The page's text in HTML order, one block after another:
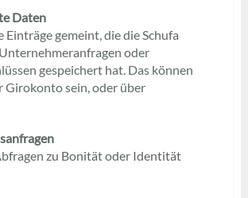
Daten
Einträge gemeint, die die Schufa
oder
gespeichert hat. Das können
Girokonto sein, oder über
zu Bonität oder Identität